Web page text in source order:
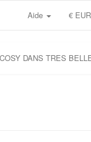
Aide € EUR
DANS TRES